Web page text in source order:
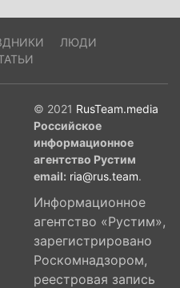
ЛЮДИ
© 2021 RusTeam.media
Российское
информационное
агентство Рустим
email: ria@rus.team.
Информационное
агентство «Рустим»,
зарегистрировано
Роскомнадзором,
реестровая запись